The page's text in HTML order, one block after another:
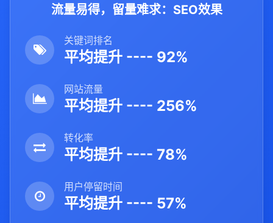
流量易得，留量难求：SEO效果
关键词排名
平均提升 ---- 92%
网站流量
平均提升 ---- 256%
转化率
平均提升 ---- 78%
用户停留时间
平均提升 ---- 57%